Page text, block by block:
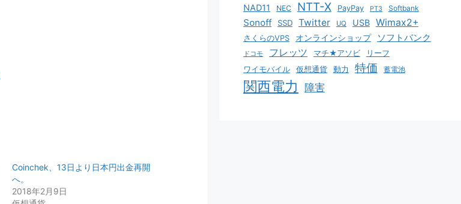
Coinchek、13日より日本円出金再開
へ。
2018年2月9日
NAD11 NEC NTT-X PayPay PT3 Softbank
Sonoff SSD Twitter UQ USB Wimax2+
さくらのVPS オンラインショップ ソフトバンク
ドコモ フレッツ マチ★アソビ
リーフ
ワイモバイル
仮想通貨 動力 特価 蓄電池
関西電力 障害